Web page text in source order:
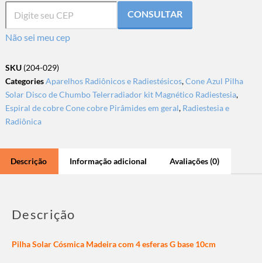
CONSULTAR
Não sei meu cep
SKU (204-029)
CategoriesAparelhos Radiônicos e Radiestésicos,Cone Azul Pilha
Solar Disco de Chumbo Telerradiador kit Magnético Radiestesia,
Espiral de cobre Cone cobre Pirâmides em geral, Radiestesia e
Radiônica
Descrição Informação adicional Avaliações (0)
Descrição
Pilha Solar Cósmica Madeira com 4 esferas G base 10cm